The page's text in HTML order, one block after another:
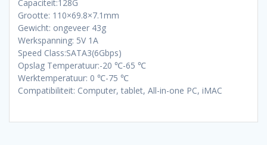
Capaciteit:128G
Grootte: 110×69.8×7.1mm
Gewicht: ongeveer 43g
Werkspanning: 5V 1A
Speed Class:SATA3(6Gbps)
Opslag Temperatuur:-20 ℃-65 ℃
Werktemperatuur: 0 ℃-75 ℃
Compatibiliteit: Computer, tablet, All-in-one PC, iMAC